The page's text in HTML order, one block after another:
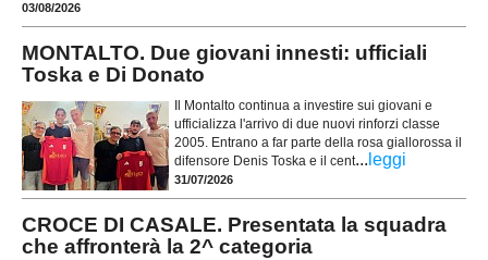
03/08/2026
MONTALTO. Due giovani innesti: ufficiali
Toska e Di Donato
Il Montalto continua a investire sui giovani e
ufficializza l'arrivo di due nuovi rinforzi classe
2005. Entrano a far parte della rosa giallorossa il
difensore Denis Toska e il cent... leggi
31/07/2026
CROCE DI CASALE. Presentata la squadra
che affronterà la 2^ categoria